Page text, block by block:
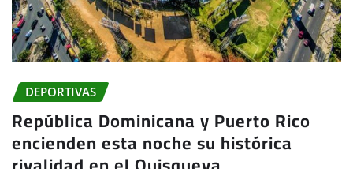
DEPORTIVAS
República Dominicana y Puerto Rico
encienden esta noche su histórica